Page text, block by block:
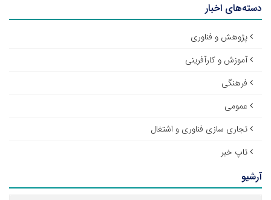
دسته‌های اخبار
پژوهش و فناوری
آموزش و کارآفرینی
فرهنگی
عمومی
تجاری سازی فناوری و اشتغال
تاپ خبر
آرشیو